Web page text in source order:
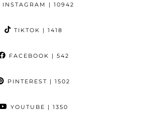
INSTAGRAM | 10942
TIKTOK | 1418
FACEBOOK | 542
PINTEREST | 1502
YOUTUBE | 1350